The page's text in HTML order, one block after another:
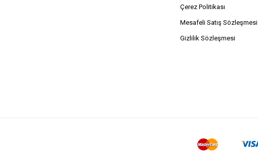
Çerez Politikası
Mesafeli Satış Sözleşmesi
Gizlilik Sözleşmesi